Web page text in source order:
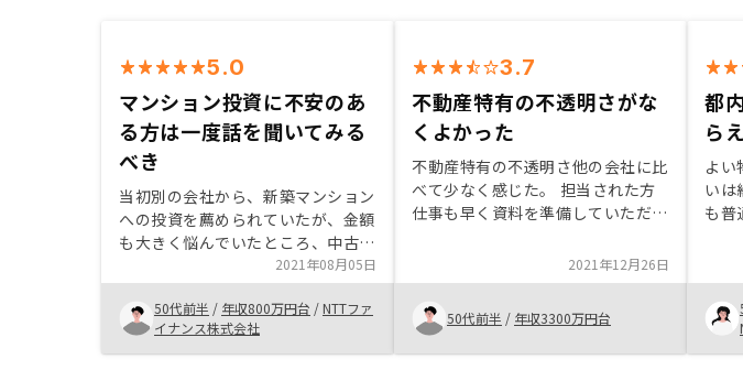
5.0
マンション投資に不安のあ
る方は一度話を聞いてみる
べき
当初別の会社から、新築マンション
への投資を薦められていたが、金額
も大きく悩んでいたところ、中古物
件に特化した提案を頂き、理由・メ
リットデメリット・プラン説明等非
常に説得力かつスピード感があるコ
ンサルをテンポ良く受け、納得した
ため。マンション投資に不安のある
2021年08月05日
50代前半 / 年収800万円台 /NTTファ
イナンス株式会社
3.7
不動産特有の不透明さがな
くよかった
不動産特有の不透明さ他の会社に比
べて少なく感じた。 担当された方
仕事も早く資料を準備していただき
た。 ただし今の時代は不動産価格
が高騰しており中古区分物件の利益
率も低く、今後の展開や投資も難し
いとも感じた。ワイドプラン管理料
を昔のままに戻してほしい、高すぎ
2021年12月26日
50代前半 / 年収3300万円台
都
ら
よい
いは
も普
ら
とき
とな
きた
ーズ